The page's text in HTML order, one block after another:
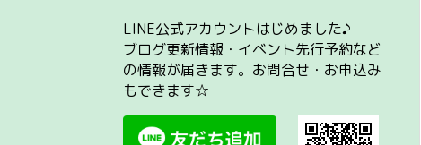
LINE公式アカウントはじめました♪
ブログ更新情報・イベント先行予約など
の情報が届きます。お問合せ・お申込み
もできます☆